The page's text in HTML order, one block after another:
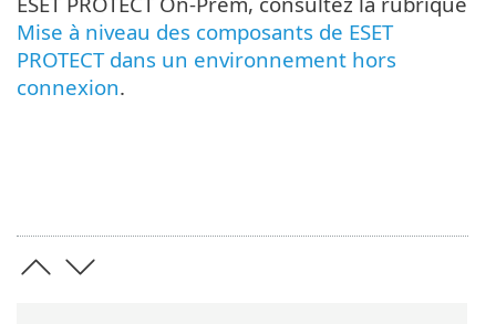
Mise à niveau des composants de ESET
PROTECT dans un environnement hors
connexion.